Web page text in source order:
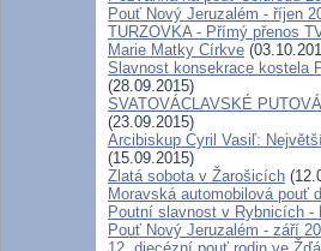
Pouť Nový Jeruzalém - říjen
TURZOVKA - Přímý přenos
Marie Matky Církve
Slavnost konsekrace kostela
(28.09.2015)
SVATOVÁCLAVSKÉ
(23.09.2015)
Arcibiskup Cyril Vasiľ:
(15.09.2015)
Zlatá sobota v Žarošicích
Moravská automobilová pouť
Poutní slavnost v Rybnicích -
Pouť Nový Jeruzalém - září